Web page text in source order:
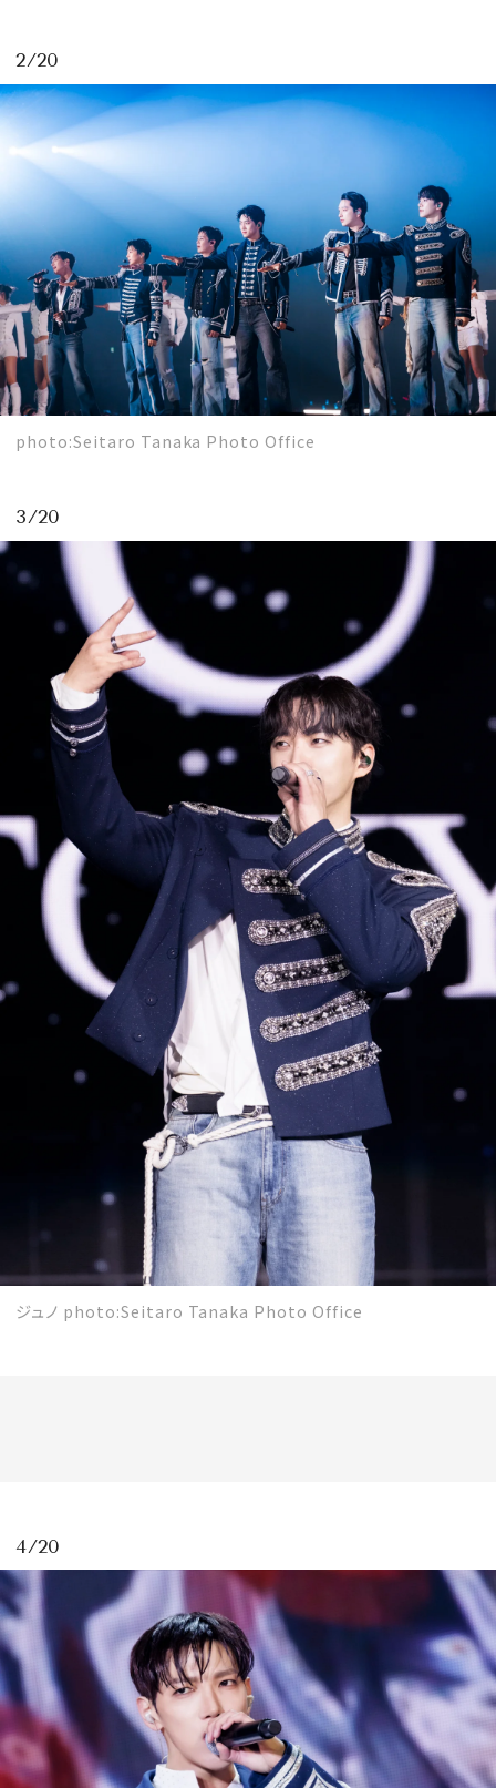
MAGAZINE
SPUR 2026 JULY
2026年9月号
2026-07-23発売
最新号を試し読み
2/20
photo:Seitaro Tanaka Photo Office
3/20
ジュノ photo:Seitaro Tanaka Photo Office
4/20